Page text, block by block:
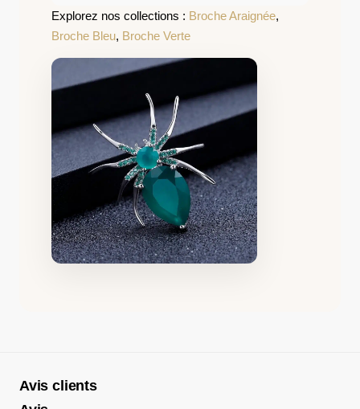
Explorez nos collections : Broche Araignée,
Broche Bleu, Broche Verte
Avis clients